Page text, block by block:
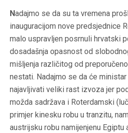
Nadajmo se da su ta vremena
inauguracijom nove predsjednice
malo uspravljen posrnuli hrvatski
dosadašnja opasnost od
mišljenja različitog od
nestati. Nadajmo se da će
najavljivati veliki rast izvoza jer
možda sadržava i Roterdamski
primjer kinesku robu u tranzitu,
austrijsku robu namijenjenu Egiptu